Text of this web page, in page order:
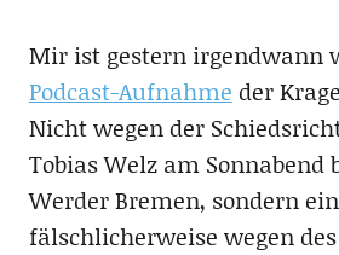
Mir ist gestern irgendwann
Podcast-Aufnahme der
Nicht wegen der
Tobias Welz am Sonnabend
Werder Bremen, sondern
fälschlicherweise wegen